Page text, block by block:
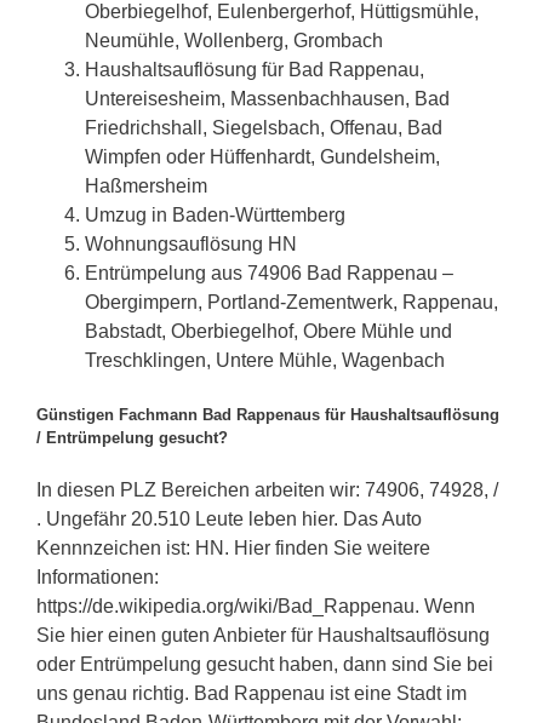
Oberbiegelhof, Eulenbergerhof, Hüttigsmühle,
Neumühle, Wollenberg, Grombach
Haushaltsauflösung für Bad Rappenau,
Untereisesheim, Massenbachhausen, Bad
Friedrichshall, Siegelsbach, Offenau, Bad
Wimpfen oder Hüffenhardt, Gundelsheim,
Haßmersheim
Umzug in Baden-Württemberg
Wohnungsauflösung HN
Entrümpelung aus 74906 Bad Rappenau –
Obergimpern, Portland-Zementwerk, Rappenau,
Babstadt, Oberbiegelhof, Obere Mühle und
Treschklingen, Untere Mühle, Wagenbach
Günstigen Fachmann Bad Rappenaus für Haushaltsauflösung
/ Entrümpelung gesucht?
In diesen PLZ Bereichen arbeiten wir: 74906, 74928, /
. Ungefähr 20.510 Leute leben hier. Das Auto
Kennnzeichen ist: HN. Hier finden Sie weitere
Informationen:
https://de.wikipedia.org/wiki/Bad_Rappenau. Wenn
Sie hier einen guten Anbieter für Haushaltsauflösung
oder Entrümpelung gesucht haben, dann sind Sie bei
uns genau richtig. Bad Rappenau ist eine Stadt im